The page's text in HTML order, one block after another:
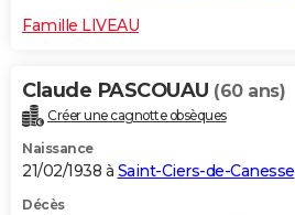
Famille LIVEAU
Claude PASCOUAU (60 ans)
Créer une cagnotte obsèques
Naissance
21/02/1938 à Saint-Ciers-de-Canesse
Décès